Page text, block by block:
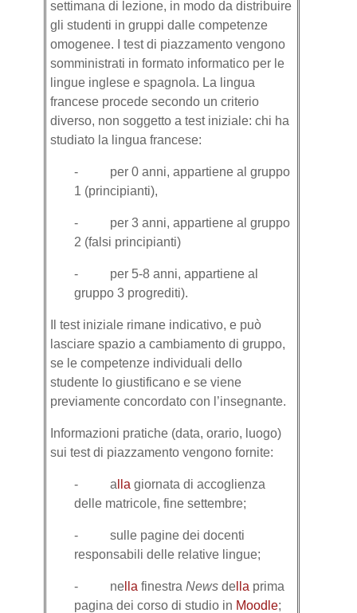
settimana di lezione, in modo da distribuire
gli studenti in gruppi dalle competenze
omogenee. I test di piazzamento vengono
somministrati in formato informatico per le
lingue inglese e spagnola. La lingua
francese procede secondo un criterio
diverso, non soggetto a test iniziale: chi ha
studiato la lingua francese:
- per 0 anni, appartiene al gruppo
1 (principianti),
- per 3 anni, appartiene al gruppo
2 (falsi principianti)
- per 5-8 anni, appartiene al
gruppo 3 progrediti).
Il test iniziale rimane indicativo, e può
lasciare spazio a cambiamento di gruppo,
se le competenze individuali dello
studente lo giustificano e se viene
previamente concordato con l’insegnante.
Informazioni pratiche (data, orario, luogo)
sui test di piazzamento vengono fornite:
- a lla giornata di accoglienza
delle matricole, fine settembre;
- sulle pagine dei docenti
responsabili delle relative lingue;
- nella finestra Newsdella prima
pagina dei corso di studio in Moodle;